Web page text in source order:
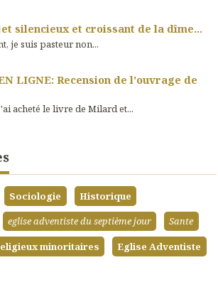
silencieux et croissant de la dîme...
je suis pasteur non...
LIGNE: Recension de l'ouvrage de
acheté le livre de Milard et...
Sociologie
Historique
eglise adventiste du septième jour
Sante
minoritaires Eglise Adventiste